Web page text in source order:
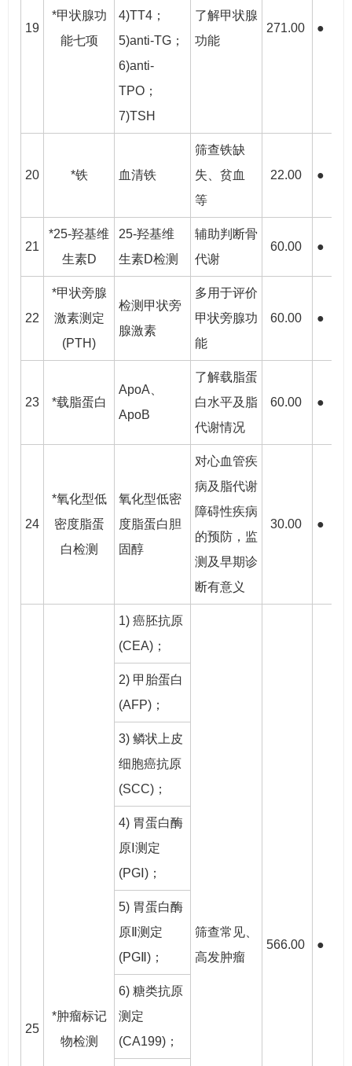
19
*甲状腺功
能七项
4)TT4；
5)anti-TG；
6)anti-
TPO；
7)TSH
了解甲状腺
功能
271.00 ●
20 *铁 血清铁
筛查铁缺
失、贫血
等
22.00 ●
21
*25-羟基维
生素D
25-羟基维
生素D检测
辅助判断骨
代谢
60.00 ●
22
*甲状旁腺
激素测定
(PTH)
检测甲状旁
腺激素
多用于评价
甲状旁腺功
能
60.00 ●
23 *载脂蛋白
ApoA、
ApoB
了解载脂蛋
白水平及脂
代谢情况
60.00 ●
24
*氧化型低
密度脂蛋
白检测
氧化型低密
度脂蛋白胆
固醇
对心血管疾
病及脂代谢
障碍性疾病
的预防，监
测及早期诊
断有意义
30.00 ●
25
*肿瘤标记
物检测
1) 癌胚抗原
(CEA)；
筛查常见、
高发肿瘤
566.00 ●
2) 甲胎蛋白
(AFP)；
3) 鳞状上皮
细胞癌抗原
(SCC)；
4) 胃蛋白酶
原Ⅰ测定
(PGⅠ)；
5) 胃蛋白酶
原Ⅱ测定
(PGⅡ)；
6) 糖类抗原
测定
(CA199)；